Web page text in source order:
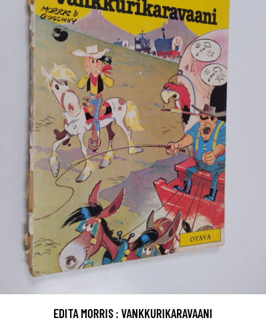
EDITA MORRIS : VANKKURIKARAVAANI